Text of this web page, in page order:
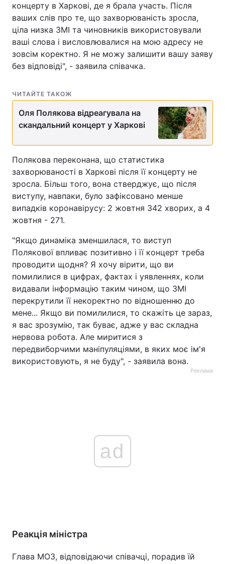
концерту в Харкові, де я брала участь. Після
ваших слів про те, що захворюваність зросла,
ціла низка ЗМІ та чиновників використовували
ваші слова і висловлювалися на мою адресу не
зовсім коректно. Я не можу залишити вашу заяву
без відповіді", - заявила співачка.
ЧИТАЙТЕ ТАКОЖ
Оля Полякова відреагувала на
скандальний концерт у Харкові
Полякова переконана, що статистика
захворюваності в Харкові після її концерту не
зросла. Більш того, вона стверджує, що після
виступу, навпаки, було зафіксовано менше
випадків коронавірусу: 2 жовтня 342 хворих, а 4
жовтня - 271.
"Якщо динаміка зменшилася, то виступ
Полякової впливає позитивно і її концерт треба
проводити щодня? Я хочу вірити, що ви
помилилися в цифрах, фактах і уявленнях, коли
видавали інформацію таким чином, що ЗМІ
перекрутили її некоректно по відношенню до
мене... Якщо ви помилилися, то скажіть це зараз,
я вас зрозумію, так буває, адже у вас складна
нервова робота. Але миритися з
передвиборчими маніпуляціями, в яких моє ім'я
використовують, я не буду", - заявила вона.
Реклама
ad
Реакція міністра
Глава МОЗ, відповідаючи співачці, порадив їй